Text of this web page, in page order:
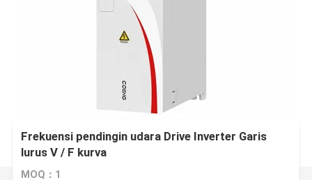
Frekuensi pendingin udara Drive Inverter Garis
lurus V / F kurva
MOQ：1